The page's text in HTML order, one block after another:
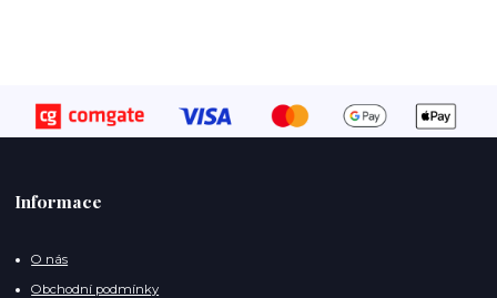
Informace
O nás
Obchodní podmínky